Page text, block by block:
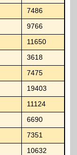
7486
9766
11650
3618
7475
19403
11124
6690
7351
10632